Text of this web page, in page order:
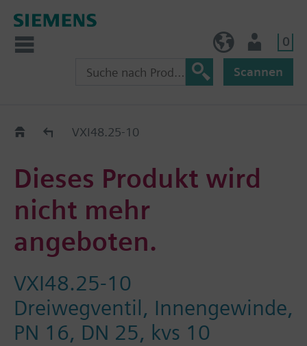
0
Scannen
Austauschhilfe
VXI48.25-10
Dieses Produkt wird
nicht mehr
angeboten.
VXI48.25-10
Dreiwegventil, Innengewinde,
PN 16, DN 25, kvs 10